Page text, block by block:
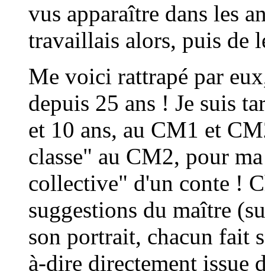
vus apparaître dans les
travaillais alors, puis de
Me voici rattrapé par
depuis 25 ans ! Je suis
et 10 ans, au CM1 et
classe" au CM2, pour
collective" d'un conte !
suggestions du maître
son portrait, chacun fait
à-dire directement issue